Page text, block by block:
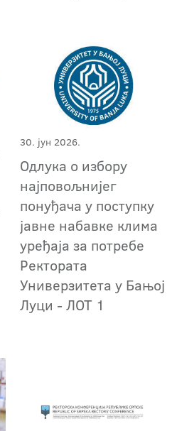
30. јун 2026.
Одлука о избору
најповољнијег
понуђача у поступку
јавне набавке клима
уређаја за потребе
Ректората
Универзитета у Бањој
Луци - ЛОТ 1